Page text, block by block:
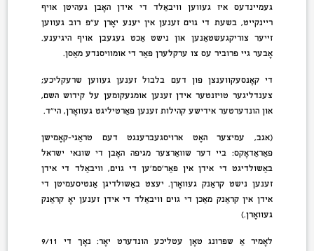
געמיינדעס איז געווען וויבאַלד די אידן האָבן געהיטן אויף
ריינקייט, בשעת די גוים זענען אין יענע יאָרן ע”פּ רוב געווען
זייער צוריקגעשטאַנען און נישט אַכט געגעבן אויף היגיענע.
אָבער גיי פּרוביר עס צו ערקלערן פאַר די אומוויסנדע מאַסן.
די קאָנסעקווענצן פון דעם בלבול זענען געווען שרעקליכע;
צענדליגער טויזנטער אידן זענען אומגעקומען על קידוש השם,
און הונדערטער אידישע קהילות זענען פאַרטיליגט געוואָרן, הי”ד.
(אגב, עמיצער האָט ארויסגעברענגט דעם טראַגי-קאָמישן
פּאַראַדאָקס: ביי דער שוואַרצער מגיפה האָבן די שונאי ישראל
באַשולדיגט די אידן אין פאַר’סמ’ען די גוים, וויבאַלד די אידן
זענען נישט קראַנק געוואָרן. יעצט באַשולדיגן אַנטיסעמיטן די
אידן אין קראַנק מאַכן די גוים וויבאַלד די אידן זענען יאָ קראַנק
געוואָרן.)
לאָמיר אַ שפּרונג טאָן עטליכע הונדערט יאָר: נאָך די 9/11